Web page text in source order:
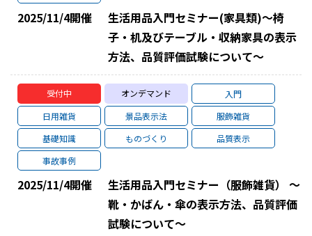
2025/11/4開催
生活用品入門セミナー(家具類)～椅
子・机及びテーブル・収納家具の表示
方法、品質評価試験について～
受付中 オンデマンド
入門
日用雑貨
景品表示法
服飾雑貨
基礎知識
ものづくり
品質表示
事故事例
2025/11/4開催
生活用品入門セミナー（服飾雑貨） ～
靴・かばん・傘の表示方法、品質評価
試験について～